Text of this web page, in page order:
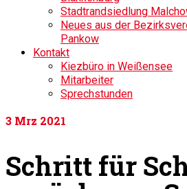
Stadtrandsiedlung
Neues aus der
Pankow
Kontakt
Kiezbüro in Weißensee
Mitarbeiter
Sprechstunden
3 Mrz 2021
Schritt für